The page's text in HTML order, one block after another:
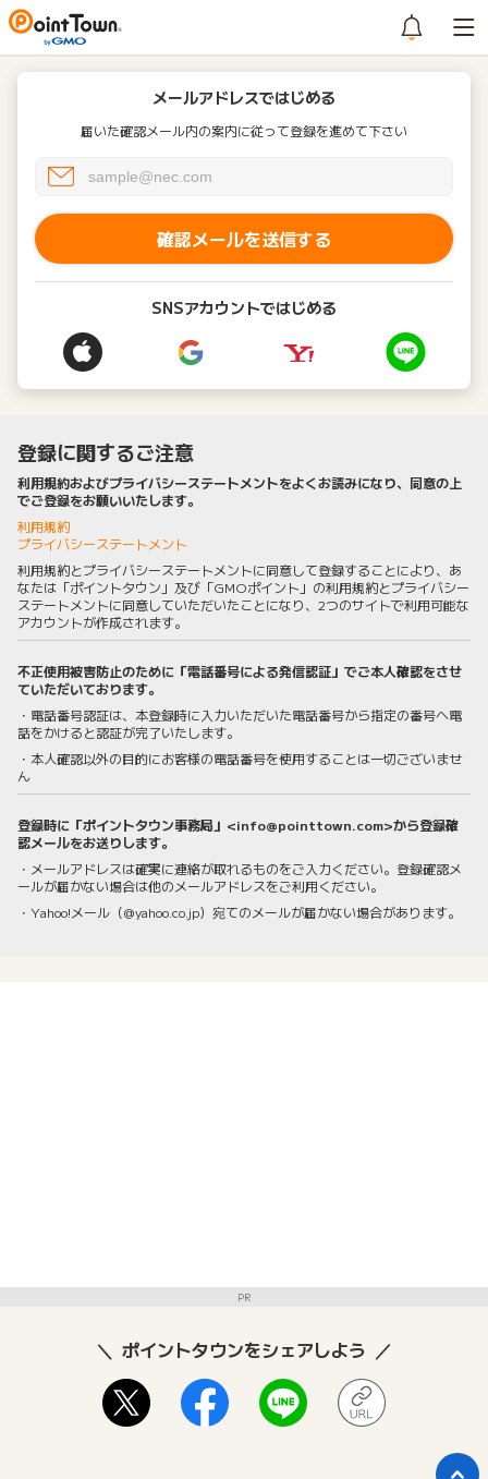
メールアドレスではじめる
届いた確認メール内の案内に従って登録を進めて下さい
確認メールを送信する
SNSアカウントではじめる
登録に関するご注意
利用規約およびプライバシーステートメントをよくお読みになり、同意の上
でご登録をお願いいたします。
利用規約
プライバシーステートメント
利用規約とプライバシーステートメントに同意して登録することにより、あ
なたは「ポイントタウン」及び「GMOポイント」の利用規約とプライバシー
ステートメントに同意していただいたことになり、2つのサイトで利用可能な
アカウントが作成されます。
不正使用被害防止のために「電話番号による発信認証」でご本人確認をさせ
ていただいております。
・電話番号認証は、本登録時に入力いただいた電話番号から指定の番号へ電
話をかけると認証が完了いたします。
・本人確認以外の目的にお客様の電話番号を使用することは一切ございませ
ん
登録時に「ポイントタウン事務局」<info@pointtown.com>から登録確
認メールをお送りします。
・メールアドレスは確実に連絡が取れるものをご入力ください。登録確認メ
ールが届かない場合は他のメールアドレスをご利用ください。
・Yahoo!メール（@yahoo.co.jp）宛てのメールが届かない場合があります。
PR
ポイントタウンをシェアしよう